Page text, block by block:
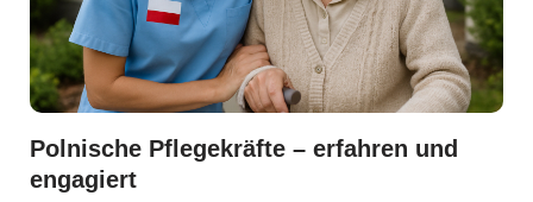
Polnische Pflegekräfte – erfahren und
engagiert